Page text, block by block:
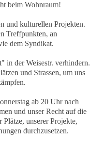
beim Wohnraum!
und kulturellen Projekten.
Treffpunkten, an
dem Syndikat.
der Weisestr. verhindern.
und Strassen, um uns
ab 20 Uhr nach
und unser Recht auf die
Plätze, unserer Projekte,
durchzusetzen.